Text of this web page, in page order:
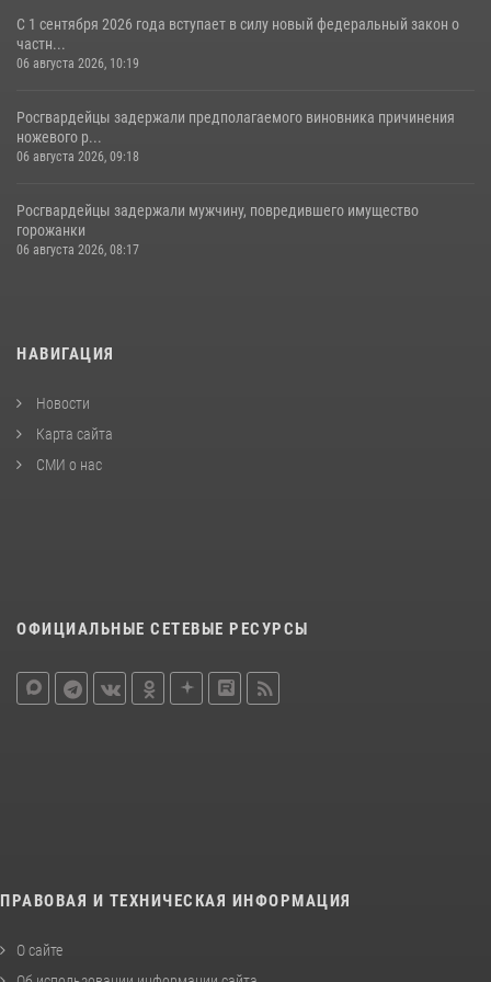
С 1 сентября 2026 года вступает в силу новый федеральный закон о
частн...
06 августа 2026, 10:19
Росгвардейцы задержали предполагаемого виновника причинения
ножевого р...
06 августа 2026, 09:18
Росгвардейцы задержали мужчину, повредившего имущество
горожанки
06 августа 2026, 08:17
НАВИГАЦИЯ
Новости
Карта сайта
СМИ о нас
ОФИЦИАЛЬНЫЕ СЕТЕВЫЕ РЕСУРСЫ
ПРАВОВАЯ И ТЕХНИЧЕСКАЯ ИНФОРМАЦИЯ
О сайте